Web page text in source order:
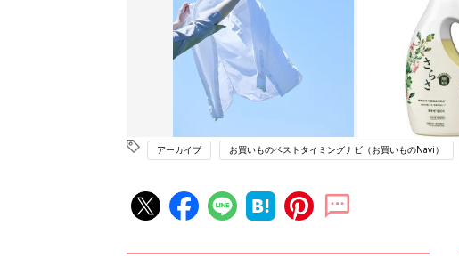
アーカイブ お買いものベストタイミングナビ（お買いものNavi）